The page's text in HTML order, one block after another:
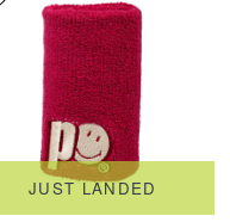
JUST LANDED